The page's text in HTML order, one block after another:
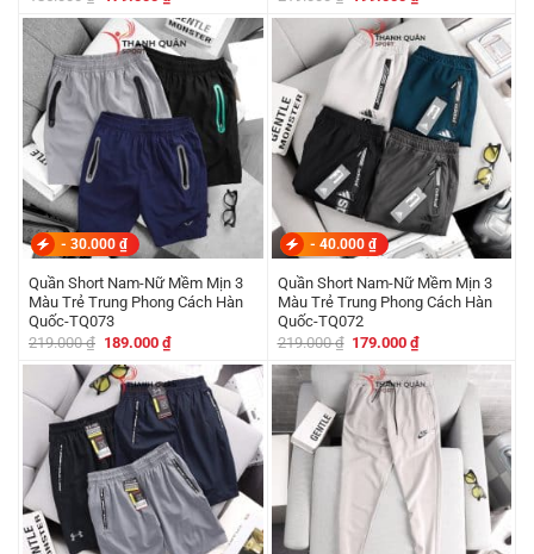
là:
185.000 ₫.
hiện
tại
là:
179.000 ₫.
là:
219.000 ₫.
tại
là:
199.000 ₫.
- 30.000 ₫
Quần Short Nam-Nữ Mềm Mịn 3
Màu Trẻ Trung Phong Cách Hàn
Quốc-TQ073
219.000₫ Giá
là:
219.000 ₫.
189.000 ₫Giá
hiện
là:
189.000 ₫.
- 40.000 ₫
Quần Short Nam-Nữ Mềm Mịn 3
Màu Trẻ Trung Phong Cách Hàn
Quốc-TQ072
219.000₫ Giá
là:
219.000 ₫.
179.000₫Giá
tại
là:
179.000 ₫.